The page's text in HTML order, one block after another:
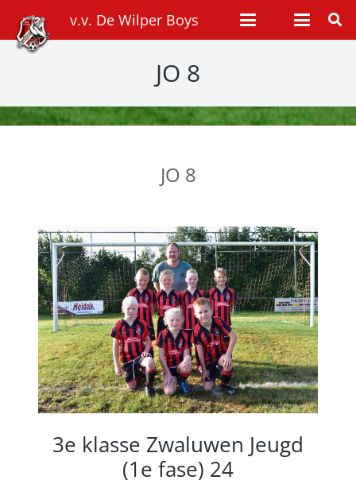
v.v. De Wilper Boys
JO 8
JO 8
3e klasse Zwaluwen Jeugd
(1e fase) 24